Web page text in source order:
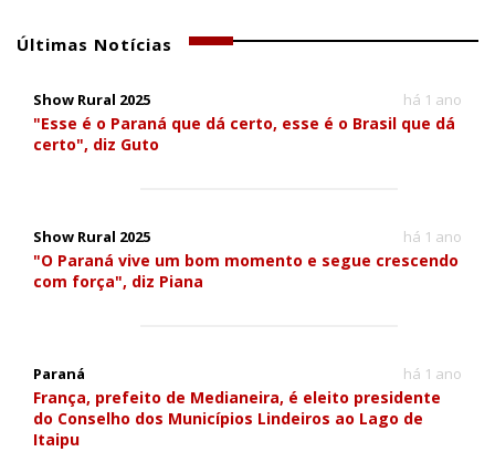
Últimas Notícias
Show Rural 2025 há 1 ano
"Esse é o Paraná que dá certo, esse é o Brasil que dá
certo", diz Guto
Show Rural 2025 há 1 ano
"O Paraná vive um bom momento e segue crescendo
com força", diz Piana
Paraná há 1 ano
França, prefeito de Medianeira, é eleito presidente
do Conselho dos Municípios Lindeiros ao Lago de
Itaipu